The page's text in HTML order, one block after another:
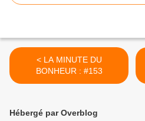
< LA MINUTE DU
BONHEUR : #153
Hébergé par Overblog